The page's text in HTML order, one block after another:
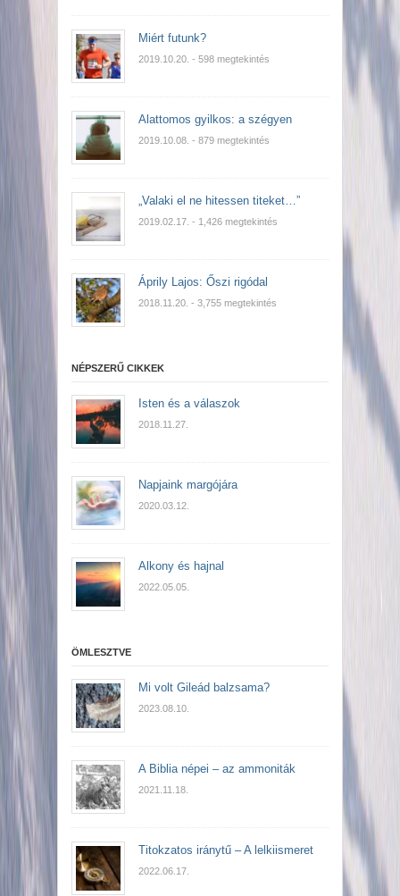
Miért futunk?
2019.10.20. - 598 megtekintés
Alattomos gyilkos: a szégyen
2019.10.08. - 879 megtekintés
„Valaki el ne hitessen titeket…”
2019.02.17. - 1,426 megtekintés
Áprily Lajos: Őszi rigódal
2018.11.20. - 3,755 megtekintés
NÉPSZERŰ CIKKEK
Isten és a válaszok
2018.11.27.
Napjaink margójára
2020.03.12.
Alkony és hajnal
2022.05.05.
ÖMLESZTVE
Mi volt Gileád balzsama?
2023.08.10.
A Biblia népei – az ammoniták
2021.11.18.
Titokzatos iránytű – A lelkiismeret
2022.06.17.